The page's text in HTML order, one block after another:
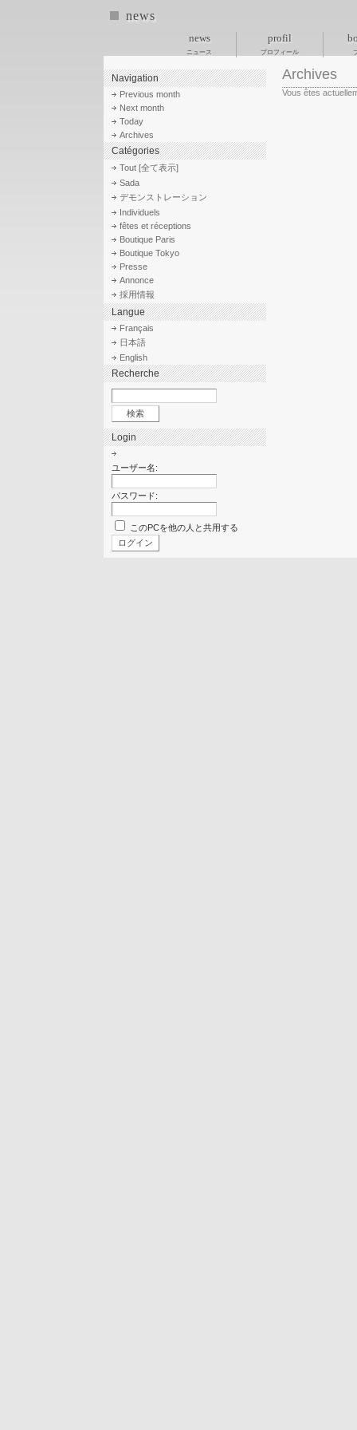
news
news
ニュース
profil
プロフィール
Archives
Vous êtes
Navigation
Previous month
Next month
Today
Archives
Catégories
Tout [全て表示]
Sada
デモンストレーション
Individuels
fêtes et réceptions
Boutique Paris
Boutique Tokyo
Presse
Annonce
採用情報
Langue
Français
日本語
English
Recherche
Login
ユーザー名:
パスワード:
このPCを他の人と共用する